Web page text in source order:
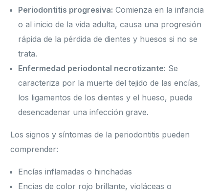
Periodontitis progresiva: Comienza en la infancia
o al inicio de la vida adulta, causa una progresión
rápida de la pérdida de dientes y huesos si no se
trata.
Enfermedad periodontal necrotizante: Se
caracteriza por la muerte del tejido de las encías,
los ligamentos de los dientes y el hueso, puede
desencadenar una infección grave.
Los signos y síntomas de la periodontitis pueden
comprender:
Encías inflamadas o hinchadas
Encías de color rojo brillante, violáceas o